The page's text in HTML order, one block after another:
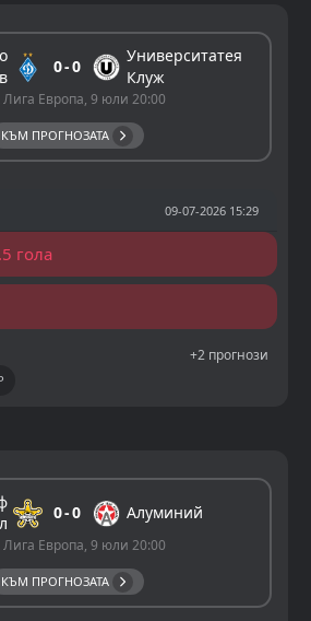
0 0
Университатея
Клуж
Лига Европа, 9 юли 20:00
КЪМ ПРОГНОЗАТА
09-07-2026 15:29
гола
+2 прогнози
0 0 Алуминий
Лига Европа, 9 юли 20:00
КЪМ ПРОГНОЗАТА